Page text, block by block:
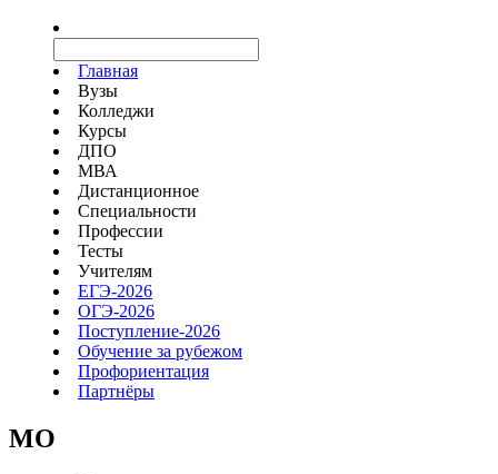
Главная
Вузы
Колледжи
Курсы
ДПО
МВА
Дистанционное
Специальности
Профессии
Тесты
Учителям
ЕГЭ-2026
ОГЭ-2026
Поступление-2026
Обучение за рубежом
Профориентация
Партнёры
MO